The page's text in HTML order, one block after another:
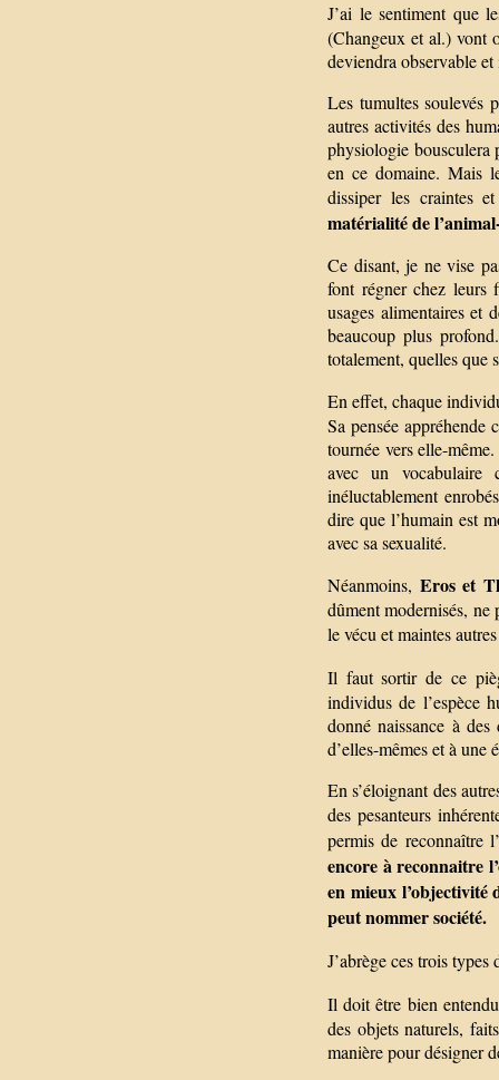
J’ai le sentiment que
(Changeux et al.) vont
deviendra observable
Les tumultes soulevés
autres activités des
physiologie bousculera
en ce domaine. Mais
dissiper les craintes
matérialité de
Ce disant, je ne vise
font régner chez leurs
usages alimentaires et
beaucoup plus
totalement, quelles que
En effet, chaque
Sa pensée appréhende
tournée vers elle-
avec un vocabulaire
inéluctablement
dire que l’humain est
avec sa sexualité.
Néanmoins, Eros et
dûment modernisés,
le vécu et maintes
Il faut sortir de ce
individus de l’espèce
donné naissance à
d’elles-mêmes et à une
En s’éloignant des
des pesanteurs
permis de reconnaître
encore à reconnaitre
en mieux l’objectivité
peut nommer société.
J’abrège ces trois
Il doit être bien
des objets naturels,
manière pour désigner